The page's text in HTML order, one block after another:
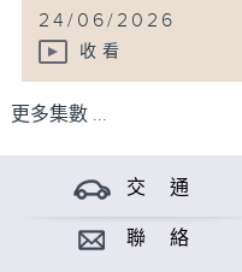
24/06/2026
收看
更多集數 ...
交 通
聯 絡